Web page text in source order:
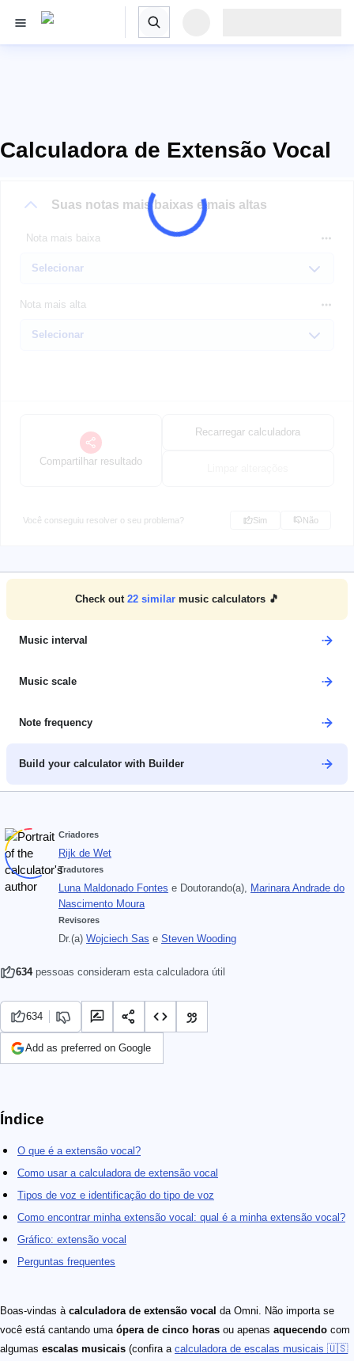
Calculadora de Extensão Vocal
Suas notas mais baixas e mais altas
Nota mais baixa
Nota mais alta
Compartilhar resultado
Recarregar calculadora
Você conseguiu resolver o seu problema? Sim Não
Check out 22 similar music calculators 🎵
Music interval
Music scale
Note frequency
Build your calculator with Builder
Criadores
Rijk de Wet
Tradutores
Luna Maldonado Fontes e Doutorando(a), Marinara Andrade do
Nascimento Moura
Revisores
Dr.(a) Wojciech Sas e Steven Wooding
634pessoas consideram esta calculadora útil
634
Add as preferred on Google
Índice
O que é a extensão vocal?
Como usar a calculadora de extensão vocal
Tipos de voz e identificação do tipo de voz
Como encontrar minha extensão vocal: qual é a minha extensão vocal?
Gráfico: extensão vocal
Perguntas frequentes
Boas-vindas à calculadora de extensão vocal da Omni. Não importa se
você está cantando uma ópera de cinco horas ou apenas aquecendo com
algumas escalas musicais (confira a calculadora de escalas musicais 🇺🇸